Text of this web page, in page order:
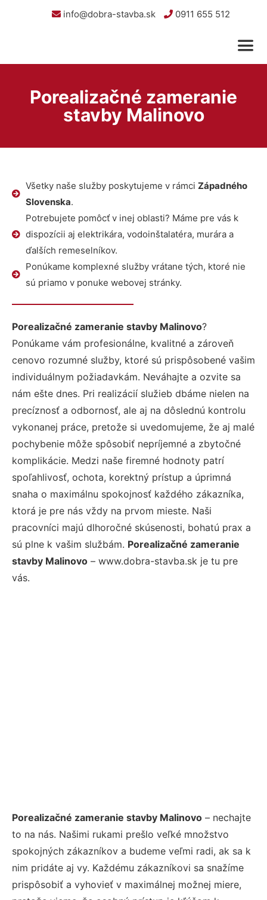
info@dobra-stavba.sk 0911 655 512
Porealizačné zameranie
stavby Malinovo
Všetky naše služby poskytujeme v rámci Západného
Slovenska.
Potrebujete pomôcť v inej oblasti? Máme pre vás k
dispozícii aj elektrikára, vodoinštalatéra, murára a
ďalších remeselníkov.
Ponúkame komplexné služby vrátane tých, ktoré nie
sú priamo v ponuke webovej stránky.
Porealizačné zameranie stavby Malinovo?
Ponúkame vám profesionálne, kvalitné a zároveň
cenovo rozumné služby, ktoré sú prispôsobené vašim
individuálnym požiadavkám. Neváhajte a ozvite sa
nám ešte dnes. Pri realizácií služieb dbáme nielen na
precíznosť a odbornosť, ale aj na dôslednú kontrolu
vykonanej práce, pretože si uvedomujeme, že aj malé
pochybenie môže spôsobiť nepríjemné a zbytočné
komplikácie. Medzi naše firemné hodnoty patrí
spoľahlivosť, ochota, korektný prístup a úprimná
snaha o maximálnu spokojnosť každého zákazníka,
ktorá je pre nás vždy na prvom mieste. Naši
pracovníci majú dlhoročné skúsenosti, bohatú prax a
sú plne k vašim službám. Porealizačné zameranie
stavby Malinovo – www.dobra-stavba.sk je tu pre
vás.
Porealizačné zameranie stavby Malinovo – nechajte
to na nás. Našimi rukami prešlo veľké množstvo
spokojných zákazníkov a budeme veľmi radi, ak sa k
nim pridáte aj vy. Každému zákazníkovi sa snažíme
prispôsobiť a vyhovieť v maximálnej možnej miere,